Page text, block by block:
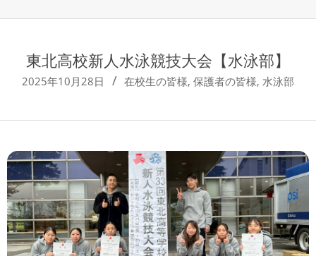
東北高校新人水泳競技大会【水泳部】
2025年10月28日 在校生の皆様, 保護者の皆様, 水泳部